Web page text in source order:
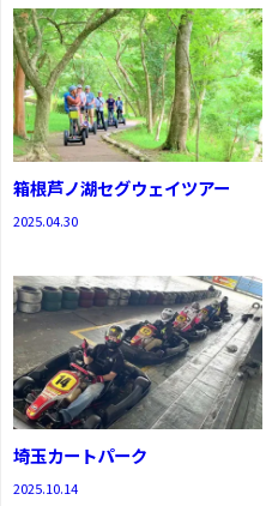
箱根芦ノ湖セグウェイツアー
2025.04.30
埼玉カートパーク
2025.10.14